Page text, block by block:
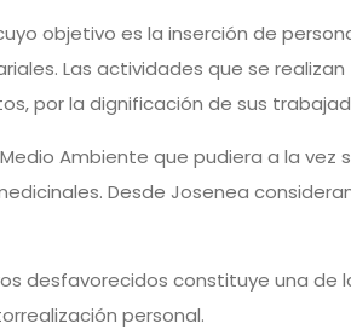
objetivo es la inserción de
Las actividades que se
por la dignificación de sus
Ambiente que pudiera a la vez
Desde Josenea
desfavorecidos constituye una de
personal.